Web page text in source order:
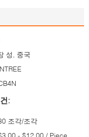
성, 중국
:
조각/조각
- $12.00 / Piece